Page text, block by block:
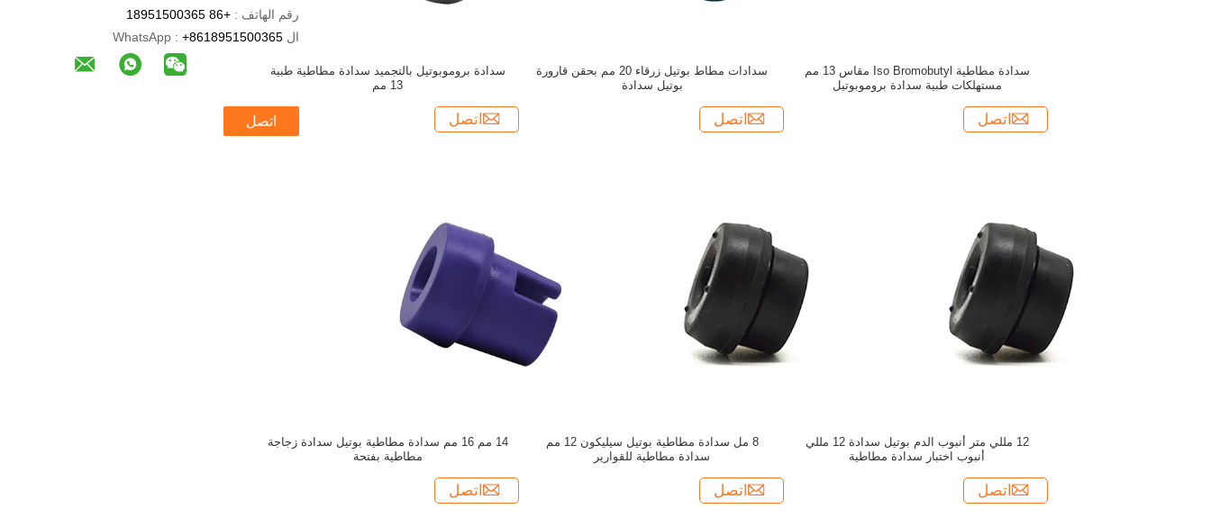
رقم الهاتف : +86 18951500365
ال WhatsApp : +8618951500365
اتصل
سدادة بروموبوتيل بالتجميد سدادة مطاطية طبية
13 مم
اتصل
سدادات مطاط بوتيل زرقاء 20 مم بحقن قارورة
بوتيل سدادة
اتصل
سدادة مطاطية Iso Bromobutyl مقاس 13 مم
مستهلكات طبية سدادة بروموبوتيل
اتصل
14 مم 16 مم سدادة مطاطية بوتيل سدادة زجاجة
مطاطية بفتحة
اتصل
8 مل سدادة مطاطية بوتيل سيليكون 12 مم
سدادة مطاطية للقوارير
اتصل
12 مللي متر أنبوب الدم بوتيل سدادة 12 مللي
أنبوب اختبار سدادة مطاطية
اتصل